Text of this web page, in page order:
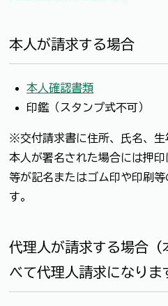
本人が請求する場合
本人確認書類
印鑑（スタンプ式不可）
※交付請求書に住所、氏名、生
本人が署名された場合には押
等が記名またはゴム印や印刷
す。
代理人が請求する場合（
べて代理人請求になりま